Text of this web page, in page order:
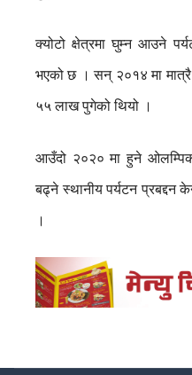
क्योटो क्षेत्रमा घुम्न आउने
भएको छ । सन् २०१४ मा मात्रै
५५ लाख पुगेको थियो ।
आउँदो २०२० मा हुने
बढ्ने स्थानीय पर्यटन प्रबद्दन
।